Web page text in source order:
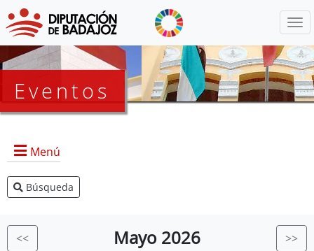
Eventos
Menú
Agenda Presidencia
Eventos
Búsqueda
<< Mayo 2026 >>